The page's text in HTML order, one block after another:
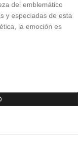
del emblemático
y especiadas de esta
la emoción es